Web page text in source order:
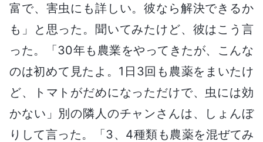
富で、害虫にも詳しい。彼なら解決できるか
も」と思った。聞いてみたけど、彼はこう言
った。「30年も農業をやってきたが、こんな
のは初めて見たよ。1日3回も農薬をまいたけ
ど、トマトがだめになっただけで、虫には効
かない」別の隣人のチャンさんは、しょんぼ
りして言った。「3、4種類も農薬を混ぜてみ